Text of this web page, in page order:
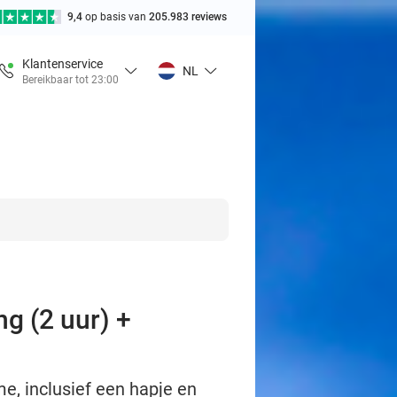
9,4 op basis van 205.983 reviews
Klantenservice
Bereikbaar tot 23:00
NL
(2 uur) +
inclusief een hapje en